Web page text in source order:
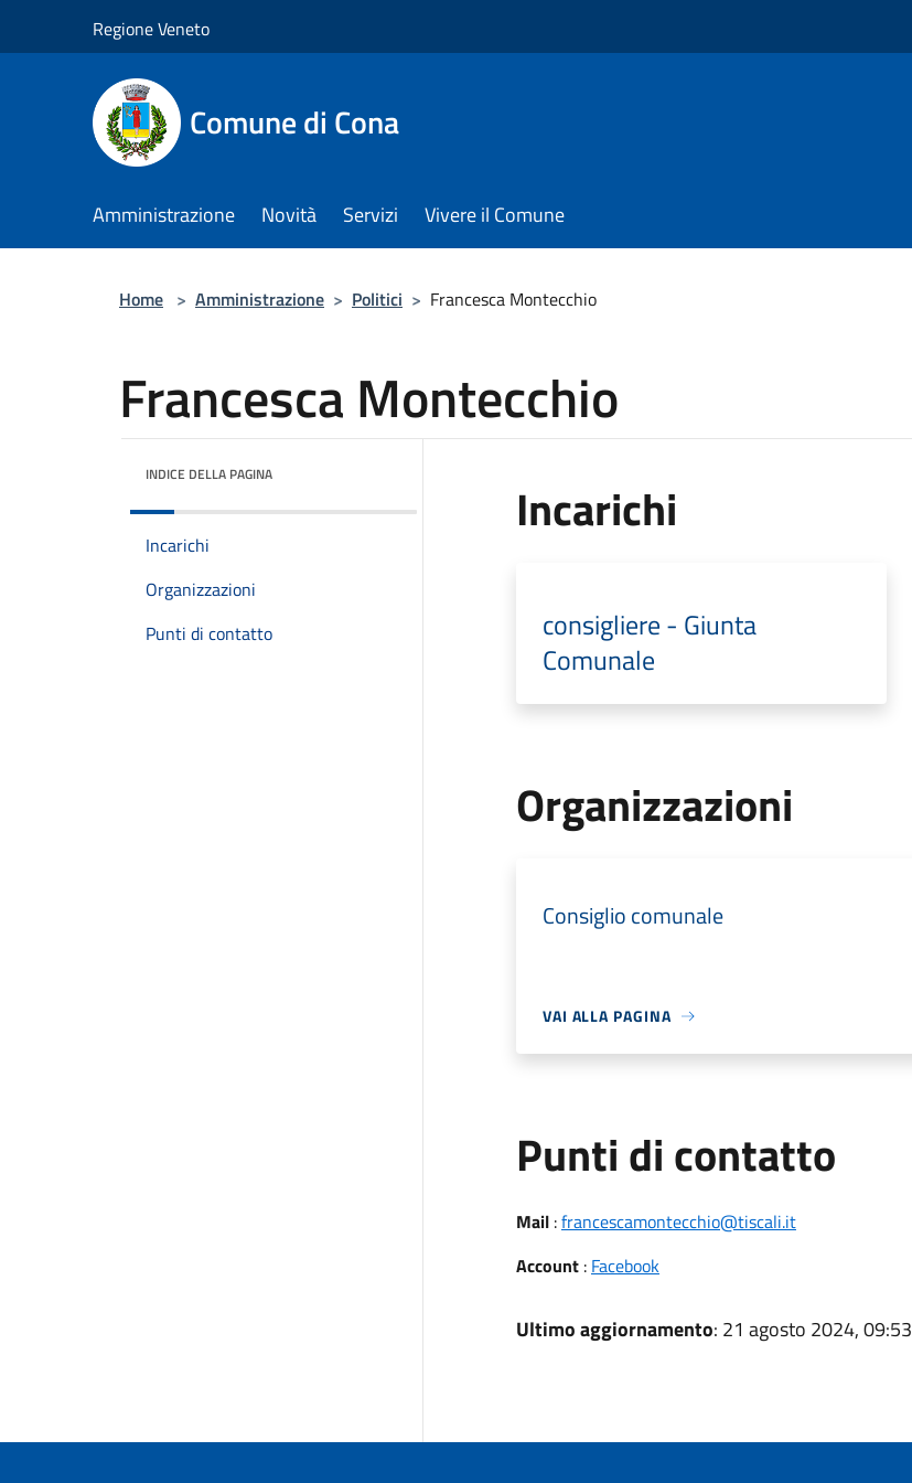
Regione Veneto
Comune di Cona
Amministrazione Novità Servizi Vivere il Comune
Home > Amministrazione > Politici > Francesca Montecchio
Francesca Montecchio
INDICE DELLA PAGINA
Incarichi
Organizzazioni
Punti di contatto
Incarichi
consigliere - Giunta
Comunale
Organizzazioni
Consiglio comunale
VAI ALLA PAGINA
Punti di contatto
Mail:francescamontecchio@tiscali.it
Account: Facebook
Ultimo aggiornamento: 21 agosto 2024, 09:53